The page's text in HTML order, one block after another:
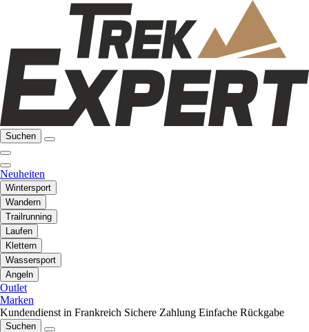
Suchen
Neuheiten
Wintersport
Wandern
Trailrunning
Laufen
Klettern
Wassersport
Angeln
Outlet
Marken
Kundendienst in Frankreich Sichere Zahlung Einfache Rückgabe
Suchen